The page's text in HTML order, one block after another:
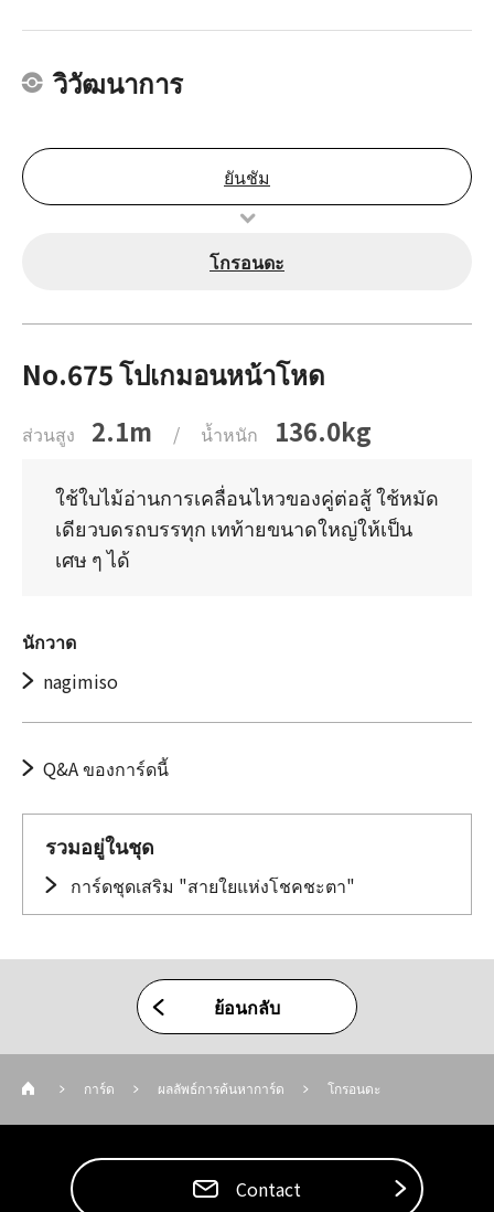
วิวัฒนาการ
ยันชัม
โกรอนดะ
No.675 โปเกมอนหน้าโหด
ส่วนสูง 2.1m / น้ำหนัก 136.0kg
ใช้ใบไม้อ่านการเคลื่อนไหวของคู่ต่อสู้ ใช้หมัด
เดียวบดรถบรรทุก เทท้ายขนาดใหญ่ให้เป็น
เศษ ๆ ได้
นักวาด
nagimiso
Q&A ของการ์ดนี้
รวมอยู่ในชุด
การ์ดชุดเสริม "สายใยแห่งโชคชะตา"
ย้อนกลับ
การ์ด ผลลัพธ์การค้นหาการ์ด โกรอนดะ
Contact